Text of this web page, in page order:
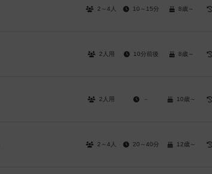
2～4人 10～15分 8歳～
2人用 10分前後 8歳～
2人用 － 10歳～
2～4人 20～40分 12歳～